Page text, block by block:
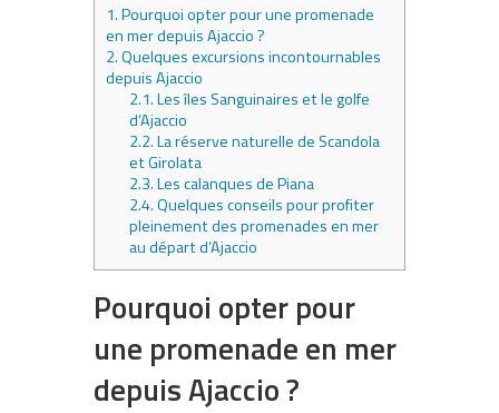
1.Pourquoi opter pour une promenade
en mer depuis Ajaccio ?
2.Quelques excursions incontournables
depuis Ajaccio
2.1.Les îles Sanguinaires et le golfe
d’Ajaccio
2.2.La réserve naturelle de Scandola
et Girolata
2.3.Les calanques de Piana
2.4.Quelques conseils pour profiter
pleinement des promenades en mer
au départ d’Ajaccio
Pourquoi opter pour
une promenade en mer
depuis Ajaccio ?